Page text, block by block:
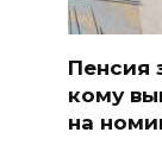
Пенсия
кому
на